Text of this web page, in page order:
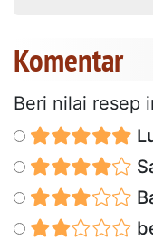
Komentar
Beri nilai resep